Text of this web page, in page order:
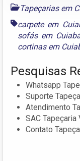
Tapeçarias em
carpete em
sofás em
cortinas em
Pesquisas
Whatsapp
Suporte
Atendimento
SAC Tapeçaria
Contato